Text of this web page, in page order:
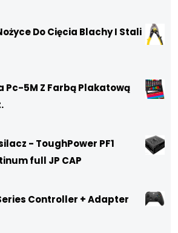
Do Cięcia Blachy I Stali
Pc-5M Z Farbą Plakatową
- ToughPower PF1
full JP CAP
Controller + Adapter